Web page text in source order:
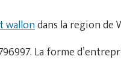
wallondans la region de
La forme